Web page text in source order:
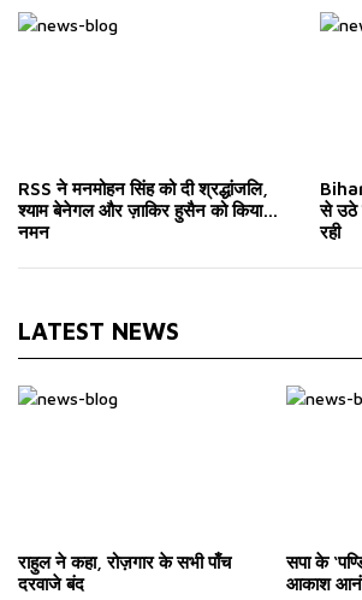
RSS ने मनमोहन सिंह को दी श्रद्धांजलि,
श्याम बेनेगल और ज़ाकिर हुसैन को किया
नमन
से उठे
रही
LATEST NEWS
राहुल ने कहा, रोज़गार के सभी पाँच
दरवाजे बंद
सपा के
आकाश